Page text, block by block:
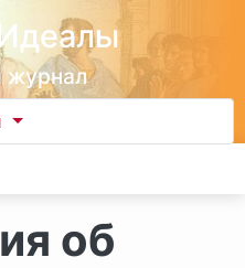
журнал
об